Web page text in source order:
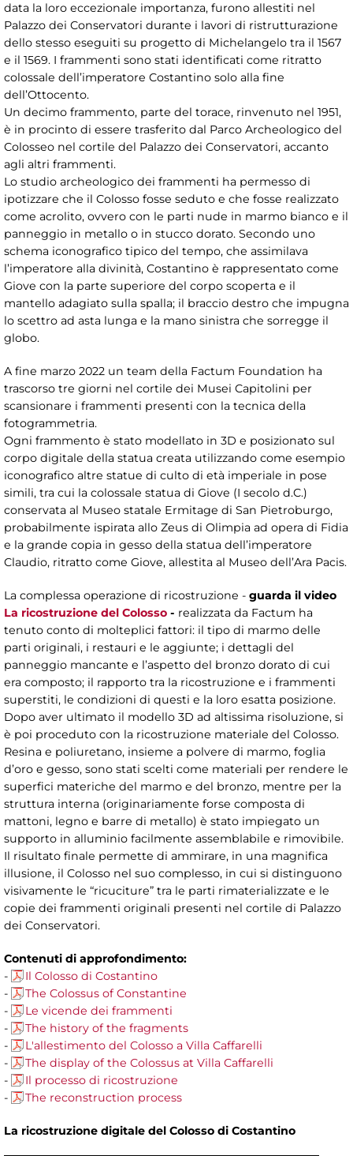
data la loro eccezionale importanza, furono allestiti nel
Palazzo dei Conservatori durante i lavori di ristrutturazione
dello stesso eseguiti su progetto di Michelangelo tra il 1567
e il 1569. I frammenti sono stati identificati come ritratto
colossale dell’imperatore Costantino solo alla fine
dell’Ottocento.
Un decimo frammento, parte del torace, rinvenuto nel 1951,
è in procinto di essere trasferito dal Parco Archeologico del
Colosseo nel cortile del Palazzo dei Conservatori, accanto
agli altri frammenti.
Lo studio archeologico dei frammenti ha permesso di
ipotizzare che il Colosso fosse seduto e che fosse realizzato
come acrolito, ovvero con le parti nude in marmo bianco e il
panneggio in metallo o in stucco dorato. Secondo uno
schema iconografico tipico del tempo, che assimilava
l’imperatore alla divinità, Costantino è rappresentato come
Giove con la parte superiore del corpo scoperta e il
mantello adagiato sulla spalla; il braccio destro che impugna
lo scettro ad asta lunga e la mano sinistra che sorregge il
globo.
A fine marzo 2022 un team della Factum Foundation ha
trascorso tre giorni nel cortile dei Musei Capitolini per
scansionare i frammenti presenti con la tecnica della
fotogrammetria.
Ogni frammento è stato modellato in 3D e posizionato sul
corpo digitale della statua creata utilizzando come esempio
iconografico altre statue di culto di età imperiale in pose
simili, tra cui la colossale statua di Giove (I secolo d.C.)
conservata al Museo statale Ermitage di San Pietroburgo,
probabilmente ispirata allo Zeus di Olimpia ad opera di Fidia
e la grande copia in gesso della statua dell’imperatore
Claudio, ritratto come Giove, allestita al Museo dell’Ara Pacis.
La complessa operazione di ricostruzione - guarda il video
La ricostruzione del Colosso - realizzata da Factum ha
tenuto conto di molteplici fattori: il tipo di marmo delle
parti originali, i restauri e le aggiunte; i dettagli del
panneggio mancante e l’aspetto del bronzo dorato di cui
era composto; il rapporto tra la ricostruzione e i frammenti
superstiti, le condizioni di questi e la loro esatta posizione.
Dopo aver ultimato il modello 3D ad altissima risoluzione, si
è poi proceduto con la ricostruzione materiale del Colosso.
Resina e poliuretano, insieme a polvere di marmo, foglia
d’oro e gesso, sono stati scelti come materiali per rendere le
superfici materiche del marmo e del bronzo, mentre per la
struttura interna (originariamente forse composta di
mattoni, legno e barre di metallo) è stato impiegato un
supporto in alluminio facilmente assemblabile e rimovibile.
Il risultato finale permette di ammirare, in una magnifica
illusione, il Colosso nel suo complesso, in cui si distinguono
visivamente le “ricuciture” tra le parti rimaterializzate e le
copie dei frammenti originali presenti nel cortile di Palazzo
dei Conservatori.
Contenuti di approfondimento:
-
Il Colosso di Costantino
-
The Colossus of Constantine
-
Le vicende dei frammenti
-
The history of the fragments
-
L'allestimento del Colosso a Villa Caffarelli
-
The display of the Colossus at Villa Caffarelli
-
Il processo di ricostruzione
-
The reconstruction process
La ricostruzione digitale del Colosso di Costantino